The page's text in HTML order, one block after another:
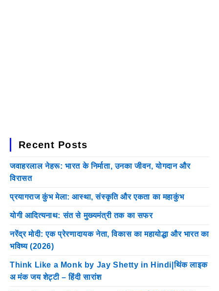
Recent Posts
जवाहरलाल नेहरू: भारत के निर्माता, उनका जीवन, योगदान और
विरासत
प्रयागराज कुंभ मेला: आस्था, संस्कृति और एकता का महाकुंभ
योगी आदित्यनाथ: संत से मुख्यमंत्री तक का सफर
नरेंद्र मोदी: एक प्रेरणादायक नेता, विकास का महायोद्धा और भारत का
भविष्य (2026)
Think Like a Monk by Jay Shetty in Hindi|थिंक लाइक
अ मंक जय शेट्टी – हिंदी सारांश